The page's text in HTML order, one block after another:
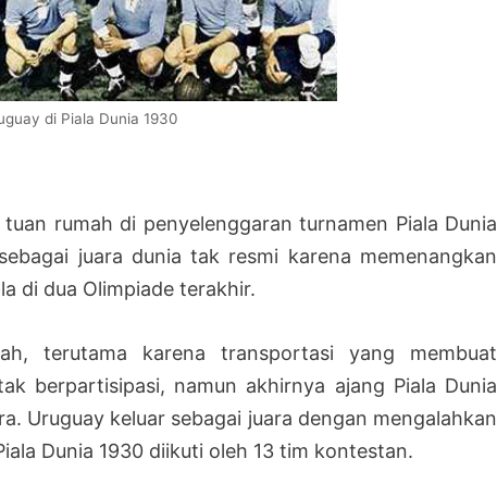
di Piala Dunia 1930
rumah di penyelenggaran turnamen Piala Dunia
juara dunia tak resmi karena memenangkan
di dua Olimpiade terakhir.
terutama karena transportasi yang membuat
berpartisipasi, namun akhirnya ajang Piala Dunia
Uruguay keluar sebagai juara dengan mengalahkan
Dunia 1930 diikuti oleh 13 tim kontestan.